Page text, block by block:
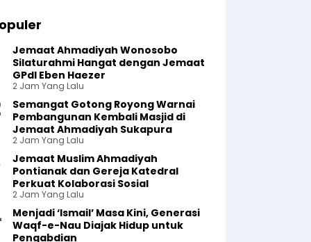
Jemaat Ahmadiyah Wonosobo
Silaturahmi Hangat dengan Jemaat
GPdI Eben Haezer
2 Jam Yang Lalu
Semangat Gotong Royong Warnai
Pembangunan Kembali Masjid di
Jemaat Ahmadiyah Sukapura
2 Jam Yang Lalu
Jemaat Muslim Ahmadiyah
Pontianak dan Gereja Katedral
Perkuat Kolaborasi Sosial
2 Jam Yang Lalu
Menjadi ‘Ismail’ Masa Kini, Generasi
Waqf-e-Nau Diajak Hidup untuk
Pengabdian